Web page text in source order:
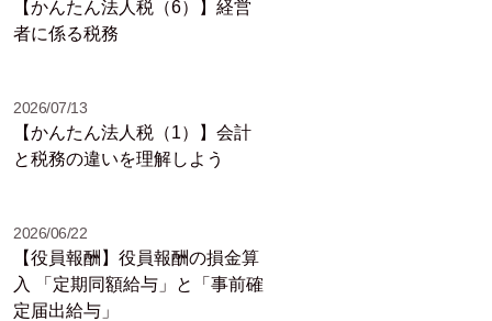
【かんたん法人税（6）】経営
者に係る税務
2026/07/13
【かんたん法人税（1）】会計
と税務の違いを理解しよう
2026/06/22
【役員報酬】役員報酬の損金算
入 「定期同額給与」と「事前確
定届出給与」